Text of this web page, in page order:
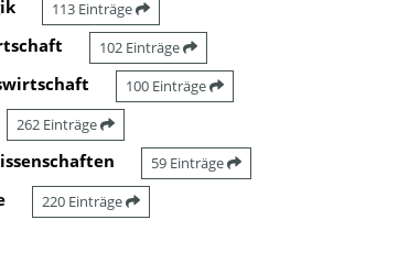
113 Einträge
102 Einträge
100 Einträge
262 Einträge
59 Einträge
220 Einträge